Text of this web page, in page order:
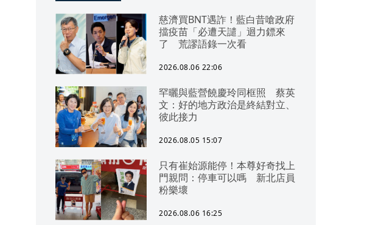
慈濟買BNT遇詐！藍白昔嗆政府
擋疫苗「必遭天譴」迴力鏢來
了 荒謬語錄一次看
2026.08.06 22:06
罕曬與藍營饒慶玲同框照 蔡英
文：好的地方政治是終結對立、
彼此接力
2026.08.05 15:07
只有崔始源能停！本尊好奇找上
門親問：停車可以嗎 新北店員
粉樂壞
2026.08.06 16:25